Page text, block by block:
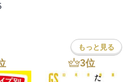
もっと見る
3位